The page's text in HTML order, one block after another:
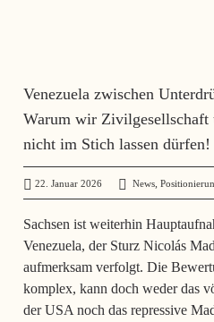
Venezuela zwischen
Warum wir Zivilgesellschaft
nicht im Stich lassen dürfen!
22. Januar 2026 angela mueller
News,
Sachsen ist weiterhin
Venezuela, der Sturz Nicolás
aufmerksam verfolgt. Die
komplex, kann doch weder das
der USA noch das repressive